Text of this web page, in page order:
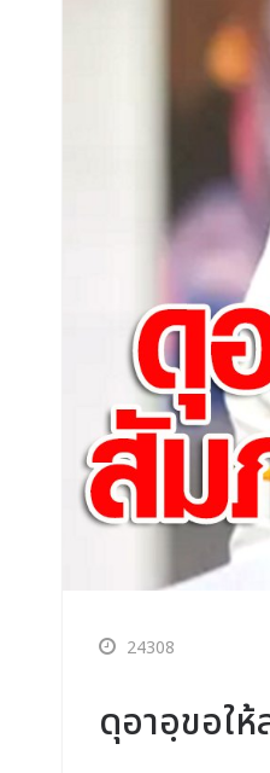
24308
ดุอาอฺขอใ